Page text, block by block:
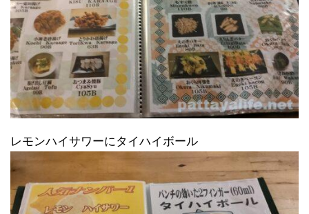
レモンハイサワーにタイハイボール